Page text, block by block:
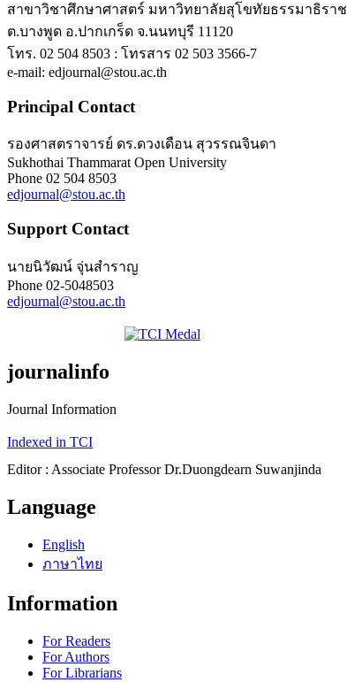
สาขาวิชาศึกษาศาสตร์ มหาวิทยาลัยสุโขทัยธรรมาธิราช
ต.บางพูด อ.ปากเกร็ด จ.นนทบุรี 11120
โทร. 02 504 8503 : โทรสาร 02 503 3566-7
e-mail: edjournal@stou.ac.th
Principal Contact
รองศาสตราจารย์ ดร.ดวงเดือน สุวรรณจินดา
Sukhothai Thammarat Open University
Phone 02 504 8503
edjournal@stou.ac.th
Support Contact
นายนิวัฒน์ จุ่นสำราญ
Phone 02-5048503
edjournal@stou.ac.th
journalinfo
Journal Information
Indexed in TCI
Editor : Associate Professor Dr.Duongdearn Suwanjinda
Language
English
ภาษาไทย
Information
For Readers
For Authors
For Librarians